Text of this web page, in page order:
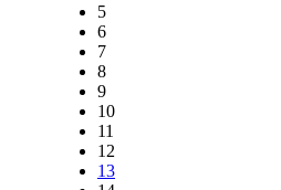
5
6
7
8
9
10
11
12
13